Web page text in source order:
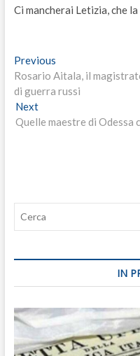
Ci mancherai Letizia, che
Navigazione
articoli
PreviousPrevious
post:
Rosario Aitala, il
di guerra russi
NextNext
post:
Quelle maestre di Odessa
IN